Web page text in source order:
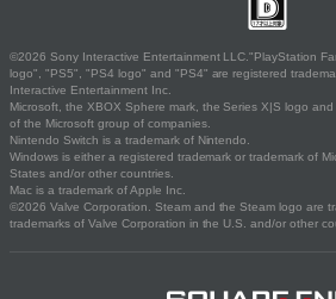
©2026 Sony Interactive Entertainment LLC."PlayStation
logo", "PS5", "PS4 logo" and "PS4" are registered
Interactive Entertainment Inc.
Microsoft, the XBOX Sphere mark, the Series X|S logo
of the Microsoft group of companies.
Nintendo Switch is a trademark of Nintendo.
Windows is either a registered trademark or trademark of
States and/or other countries.
Mac is a trademark of Apple Inc.
©2026 Valve Corporation. Steam and the Steam logo are
trademarks of Valve Corporation in the U.S. and/or other